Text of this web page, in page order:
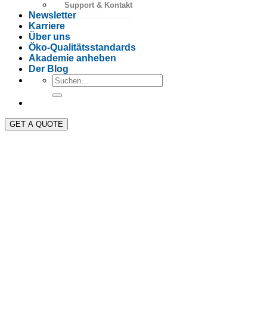
Support & Kontakt
Newsletter
Karriere
Über uns
Öko-Qualitätsstandards
Akademie anheben
Der Blog
GET A QUOTE